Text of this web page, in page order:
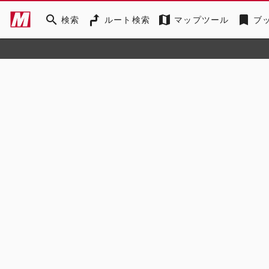
search 検索 ルート検索 map マップツール bookmark ブ